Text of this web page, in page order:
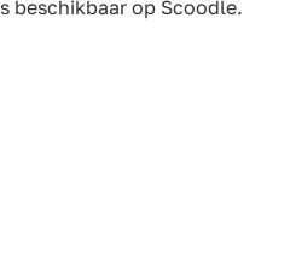
beschikbaar op Scoodle.